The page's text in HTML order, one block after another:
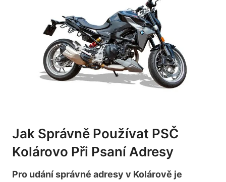
Jak Správně Používat PSČ
Kolárovo Při Psaní Adresy
Pro udání správné adresy v Kolárově je